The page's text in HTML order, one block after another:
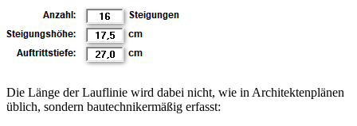
Die Länge der Lauflinie wird dabei nicht, wie in Architektenplänen
üblich, sondern bautechnikermäßig erfasst: